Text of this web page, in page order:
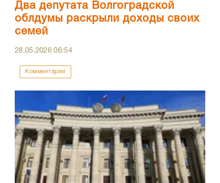
Два депутата Волгоградской
облдумы раскрыли доходы своих
семей
28.05.202606:54
Комментарии